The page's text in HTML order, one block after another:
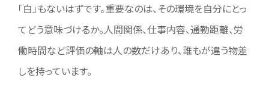
「白」もないはずです。重要なのは、その環境を自分にとっ
てどう意味づけるか。人間関係、仕事内容、通勤距離、労
働時間など評価の軸は人の数だけあり、誰もが違う物差
しを持っています。